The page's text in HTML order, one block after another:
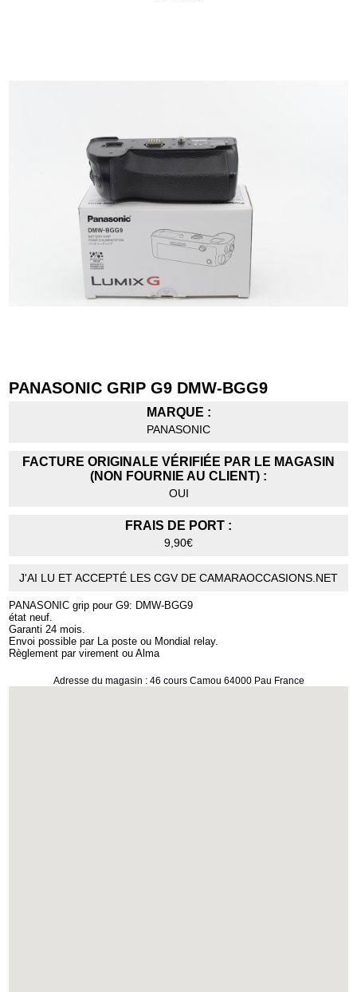
PANASONIC GRIP G9 DMW-BGG9
MARQUE :
PANASONIC
FACTURE ORIGINALE VÉRIFIÉE PAR LE MAGASIN
(NON FOURNIE AU CLIENT) :
OUI
FRAIS DE PORT :
9,90€
J'AI LU ET ACCEPTÉ LES CGV DE CAMARAOCCASIONS.NET
PANASONIC grip pour G9: DMW-BGG9
état neuf.
Garanti 24 mois.
Envoi possible par La poste ou Mondial relay.
Règlement par virement ou Alma
Adresse du magasin : 46 cours Camou 64000 Pau France